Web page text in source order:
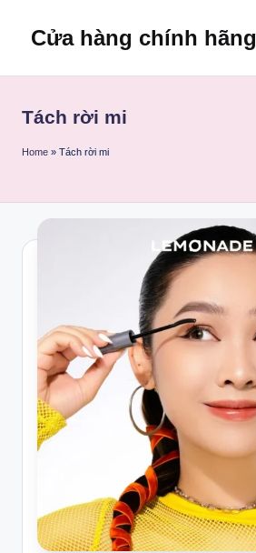
Cửa hàng chính hãng
Tách rời mi
Home » Tách rời mi